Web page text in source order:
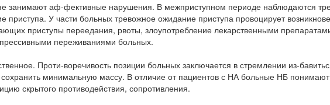
занимают аф-фективные нарушения. В межприступном периоде наблюдаются
приступа. У части больных тревожное ожидание приступа провоцирует
приступы переедания, рвоты, злоупотребление лекарственными
переживаниями больных.
Проти-воречивость позиции больных заключается в стремлении из-
минимальную массу. В отличие от пациентов с НА больные НБ
скрытого противодействия, сопротивления.